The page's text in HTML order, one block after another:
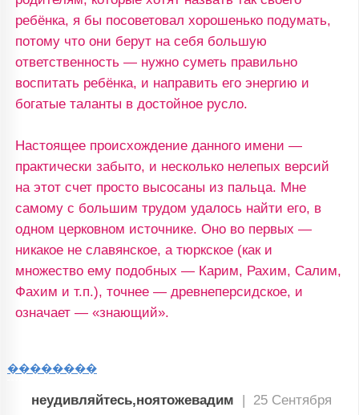
ребёнка, я бы посоветовал хорошенько подумать,
потому что они берут на себя большую
ответственность — нужно суметь правильно
воспитать ребёнка, и направить его энергию и
богатые таланты в достойное русло.
Настоящее происхождение данного имени —
практически забыто, и несколько нелепых версий
на этот счет просто высосаны из пальца. Мне
самому с большим трудом удалось найти его, в
одном церковном источнике. Оно во первых —
никакое не славянское, а тюркское (как и
множество ему подобных — Карим, Рахим, Салим,
Фахим и т.п.), точнее — древнеперсидское, и
означает — «знающий».
��������
неудивляйтесь,ноятожевадим | 25 Сентября